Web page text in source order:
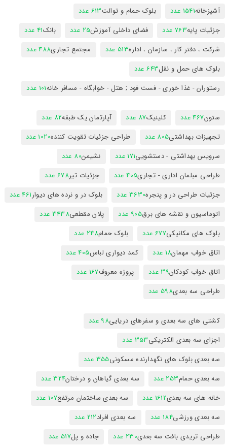
آشپزخانه1541 عدد بلوک حمام و توالت613 عدد
جزئیات پایه763 عدد فضای داخلی آموزش25 عدد بانک41 عدد
شرکت ، دفتر کار ، سازمان ، اداره513 عدد مجتمع تجاری488 عدد
بلوک های حمل و نقل643 عدد
رستوران - غذا خوری - فست فود ; هتل - خوابگاه - مسافر خانه101 عدد
ستون467 عدد کلینیک87 عدد آپارتمان یک طبقه82 عدد
تجهیزات بهداشتی805 عدد طراحی جزئیات تقویت کننده1020 عدد
سرویس بهداشتی - دستشویی171 عدد نشیمن80 عدد
طراحی مبلمان اداری - تجاری405 عدد جزئیات تیر678 عدد
جزئیات طراحی در و پنجره3630 عدد بلوک در و نرده های دیوار461 عدد
اتوماسیون و نقشه های برق905 عدد پلان مقطعی3438 عدد
بلوک های مکانیکی677 عدد بلوک حمام248 عدد
اتاق خواب مهمان18 عدد کمد دیواری لباس405 عدد
اتاق خواب کودکان39 عدد پروژه معروف167 عدد
طراحی سه بعدی598 عدد
کشتی های سه بعدی و سفرهای دریایی98 عدد
اجزای سه بعدی الکتریکی353 عدد
سه بعدی بلوک های نگهدارنده مسکونی355 عدد
سه بعدی حمام253 عدد سه بعدی گیاهان و درختان324 عدد
خانه های سه بعدی1612 عدد سه بعدی ساختمان مرتفع107 عدد
سه بعدی ورزشی184 عدد سه بعدی افراد212 عدد
طراحی تریدی بافت سه بعدی230 عدد جاده و پل517 عدد